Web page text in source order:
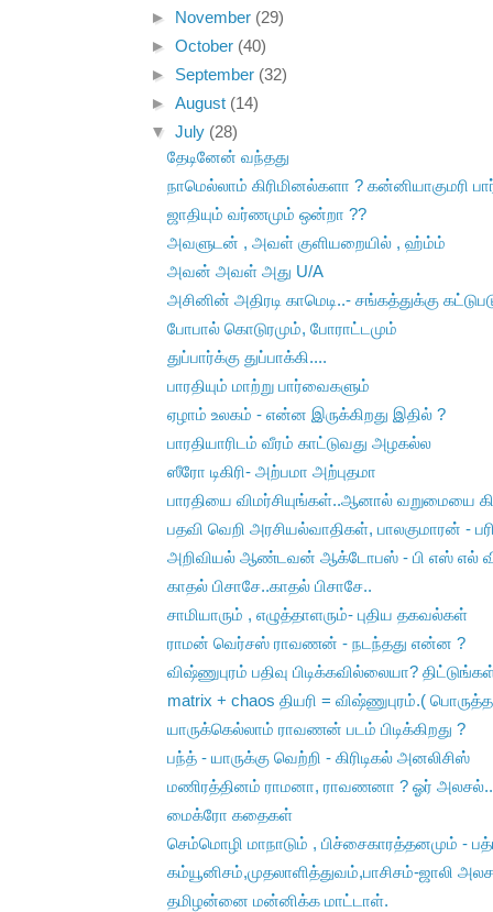
►
November (29)
►October (40)
► September (32)
►August (14)
▼July (28)
தேடினேன் வந்தது
நாமெல்லாம் கிரிமினல்களா ? கன்னியாகுமரி
ஜாதியும் வர்ணமும் ஒன்றா ??
அவளுடன் , அவள் குளியறையில் , ஹ்ம்ம்
அவன் அவள் அது U/A
அசினின் அதிரடி காமெடி..- சங்கத்துக்கு
போபால் கொடுரமும், போராட்டமும்
துப்பார்க்கு துப்பாக்கி....
பாரதியும் மாற்று பார்வைகளும்
ஏழாம் உலகம் - என்ன இருக்கிறது இதில் ?
பாரதியாரிடம் வீரம் காட்டுவது அழகல்ல
ஸீரோ டிகிரி- அற்பமா அற்புதமா
பாரதியை விமர்சியுங்கள்..ஆனால் வறுமையை
பதவி வெறி அரசியல்வாதிகள், பாலகுமாரன் -
அறிவியல் ஆண்டவன் ஆக்டோபஸ் - பி எஸ் எல்
காதல் பிசாசே..காதல் பிசாசே..
சாமியாரும் , எழுத்தாளரும்- புதிய தகவல்கள்
ராமன் வெர்சஸ் ராவணன் - நடந்தது என்ன ?
விஷ்ணுபுரம் பதிவு பிடிக்கவில்லையா?
matrix + chaos தியரி = விஷ்ணுபுரம்.(
யாருக்கெல்லாம் ராவணன் படம் பிடிக்கிறது ?
பந்த் - யாருக்கு வெற்றி - கிரிடிகல் அனலிசிஸ்
மணிரத்தினம் ராமனா, ராவணனா ? ஓர் அலசல்..
மைக்ரோ கதைகள்
செம்மொழி மாநாடும் , பிச்சைகாரத்தனமும் -
கம்யூனிசம்,முதலாளித்துவம்,பாசிசம்-ஜாலி
தமிழன்னை மன்னிக்க மாட்டாள்.